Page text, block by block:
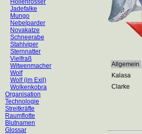
Höllenrösser
Jadefalke
Mungo
Nebelparder
Novakatze
Schneerabe
Stahlviper
Sternnatter
Vielfraß
Witwenmacher
Wolf
Wolf (im Exil)
Wolkenkobra
Organisation
Technologie
Streitkräfte
Raumflotte
Blutnamen
Glossar
Allgemein
Kalasa
Clarke